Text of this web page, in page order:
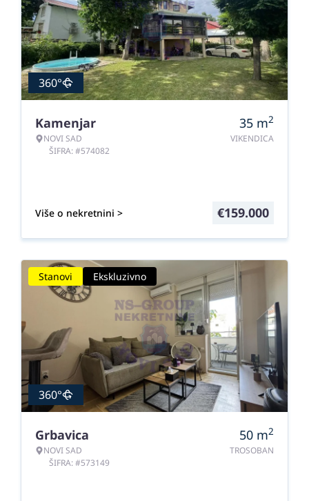
360°
Kamenjar
NOVI SAD
ŠIFRA: #574082
35 m2
VIKENDICA
Više o nekretnini > €159.000
Stanovi Ekskluzivno
360°
Grbavica
NOVI SAD
ŠIFRA: #573149
50 m2
TROSOBAN